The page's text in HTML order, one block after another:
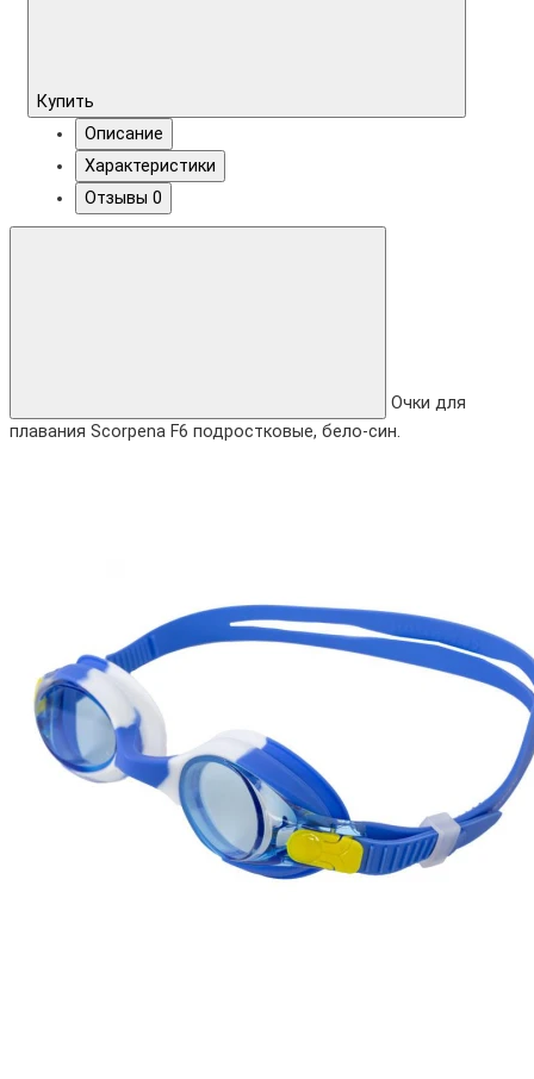
Купить
Описание
Характеристики
Отзывы 0
Очки для
плавания Scorpena F6 подростковые, бело-син.